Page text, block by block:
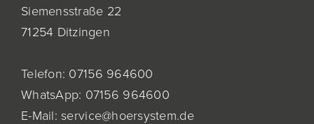
Siemensstraße 22
71254 Ditzingen
Telefon: 07156 964600
WhatsApp: 07156 964600
E-Mail: service@hoersystem.de